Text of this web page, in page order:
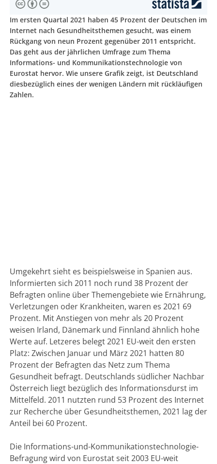
Im ersten Quartal 2021 haben 45 Prozent der Deutschen im
Internet nach Gesundheitsthemen gesucht, was einem
Rückgang von neun Prozent gegenüber 2011 entspricht.
Das geht aus der jährlichen Umfrage zum Thema
Informations- und Kommunikationstechnologie von
Eurostat hervor. Wie unsere Grafik zeigt, ist Deutschland
diesbezüglich eines der wenigen Ländern mit rückläufigen
Zahlen.
Umgekehrt sieht es beispielsweise in Spanien aus.
Informierten sich 2011 noch rund 38 Prozent der
Befragten online über Themengebiete wie Ernährung,
Verletzungen oder Krankheiten, waren es 2021 69
Prozent. Mit Anstiegen von mehr als 20 Prozent
weisen Irland, Dänemark und Finnland ähnlich hohe
Werte auf. Letzeres belegt 2021 EU-weit den ersten
Platz: Zwischen Januar und März 2021 hatten 80
Prozent der Befragten das Netz zum Thema
Gesundheit befragt. Deutschlands südlicher Nachbar
Österreich liegt bezüglich des Informationsdurst im
Mittelfeld. 2011 nutzten rund 53 Prozent des Internet
zur Recherche über Gesundheitsthemen, 2021 lag der
Anteil bei 60 Prozent.
Die Informations-und-Kommunikationstechnologie-
Befragung wird von Eurostat seit 2003 EU-weit